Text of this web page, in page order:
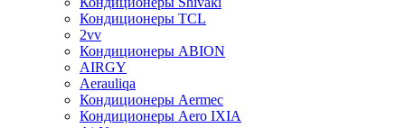
Кондиционеры TCL
2vv
Кондиционеры ABION
AIRGY
Aerauliqa
Кондиционеры Aermec
Кондиционеры Aero IXIA